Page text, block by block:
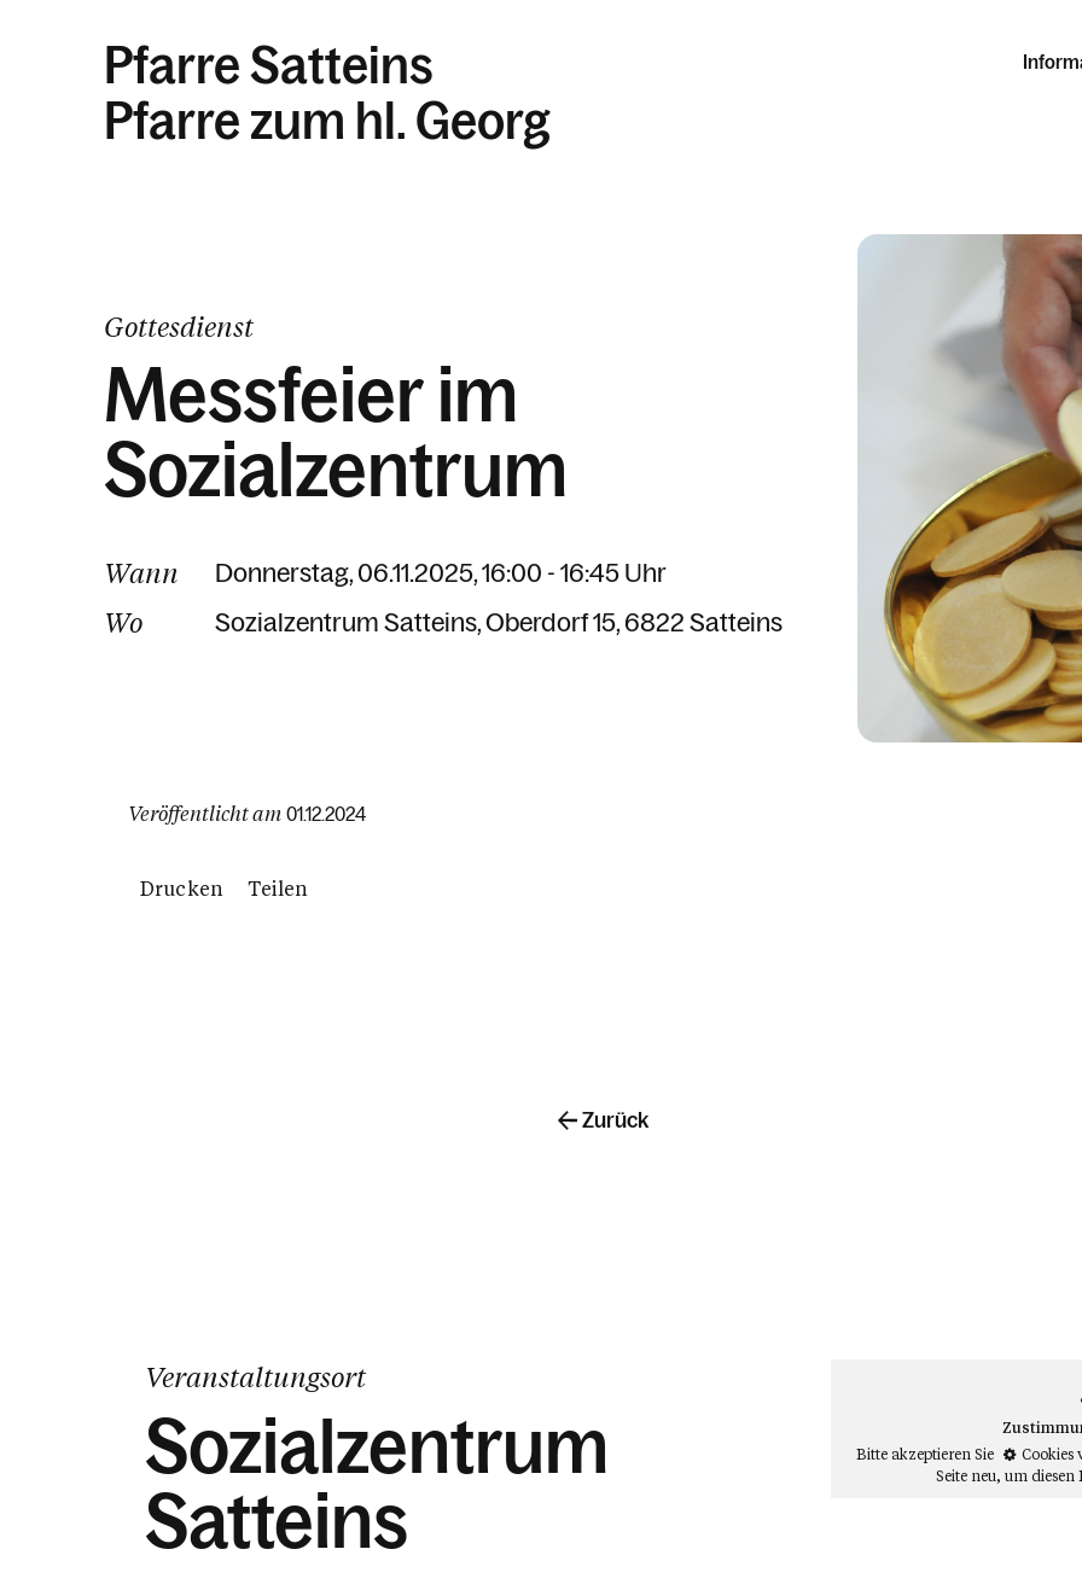
Pfarre Satteins
Pfarre zum hl. Georg
Gottesdienst
Messfeier im
Sozialzentrum
Wann Donnerstag, 06.11.2025, 16:00 - 16:45 Uhr
Wo Sozialzentrum Satteins Oberdorf 15 6822 Satteins
Veröffentlicht am 01.12.2024
Drucken Teilen
Zurück
Veranstaltungsort
Sozialzentrum
Satteins
Bitte akzeptieren Sie
Cookies
Seite neu, um diesen